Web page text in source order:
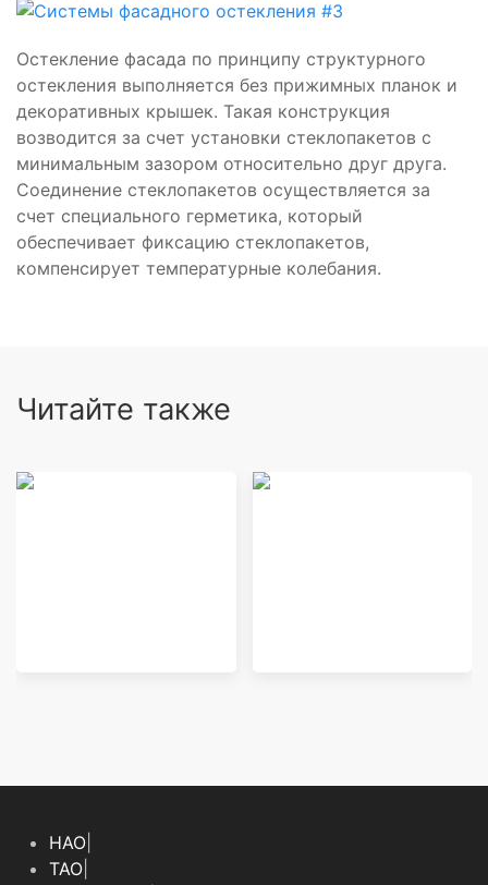
Остекление фасада по принципу структурного
остекления выполняется без прижимных планок и
декоративных крышек. Такая конструкция
возводится за счет установки стеклопакетов с
минимальным зазором относительно друг друга.
Соединение стеклопакетов осуществляется за
счет специального герметика, который
обеспечивает фиксацию стеклопакетов,
компенсирует температурные колебания.
Читайте также
НАО
ТАО